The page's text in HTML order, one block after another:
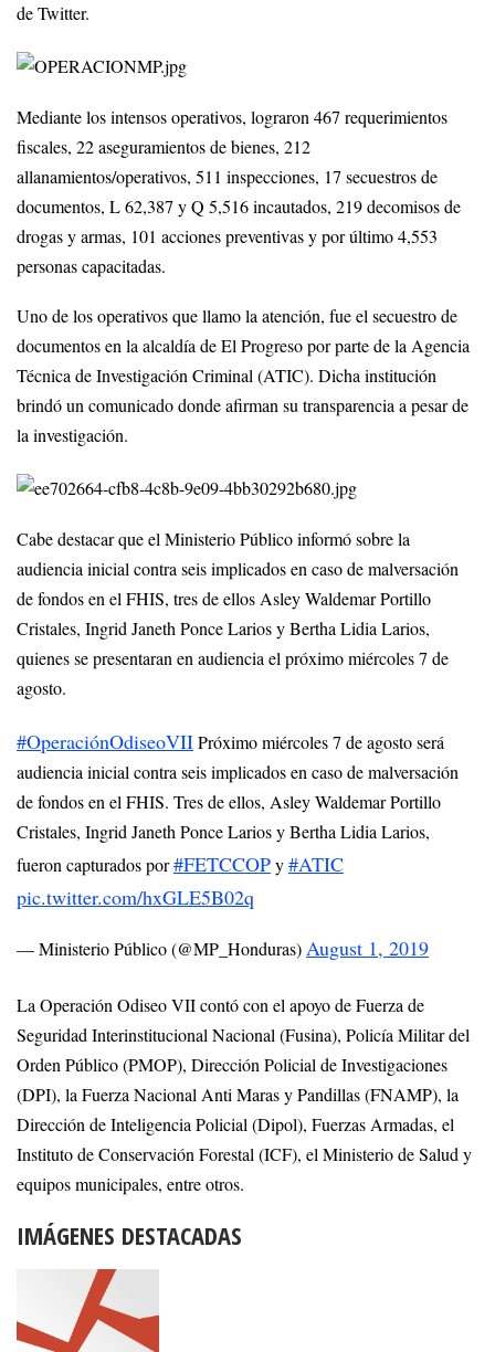
de Twitter.
Mediante los intensos operativos, lograron 467 requerimientos
fiscales, 22 aseguramientos de bienes, 212
allanamientos/operativos, 511 inspecciones, 17 secuestros de
documentos, L 62,387 y Q 5,516 incautados, 219 decomisos de
drogas y armas, 101 acciones preventivas y por último 4,553
personas capacitadas.
Uno de los operativos que llamo la atención, fue el secuestro de
documentos en la alcaldía de El Progreso por parte de la Agencia
Técnica de Investigación Criminal (ATIC). Dicha institución
brindó un comunicado donde afirman su transparencia a pesar de
la investigación.
Cabe destacar que el Ministerio Público informó sobre la
audiencia inicial contra seis implicados en caso de malversación
de fondos en el FHIS, tres de ellos Asley Waldemar Portillo
Cristales, Ingrid Janeth Ponce Larios y Bertha Lidia Larios,
quienes se presentaran en audiencia el próximo miércoles 7 de
agosto.
#OperaciónOdiseoVIIPróximo miércoles 7 de agosto será
audiencia inicial contra seis implicados en caso de malversación
de fondos en el FHIS. Tres de ellos, Asley Waldemar Portillo
Cristales, Ingrid Janeth Ponce Larios y Bertha Lidia Larios,
fueron capturados por#FETCCOPy#ATIC
pic.twitter.com/hxGLE5B02q
— Ministerio Público (@MP_Honduras)August 1, 2019
La Operación Odiseo VII contó con el apoyo de Fuerza de
Seguridad Interinstitucional Nacional (Fusina), Policía Militar del
Orden Público (PMOP), Dirección Policial de Investigaciones
(DPI), la Fuerza Nacional Anti Maras y Pandillas (FNAMP), la
Dirección de Inteligencia Policial (Dipol), Fuerzas Armadas, el
Instituto de Conservación Forestal (ICF), el Ministerio de Salud y
equipos municipales, entre otros.
IMÁGENES DESTACADAS